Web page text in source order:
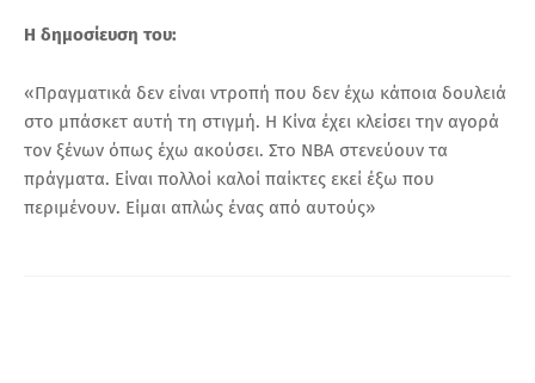
Η δημοσίευση του:
«Πραγματικά δεν είναι ντροπή που δεν έχω κάποια δουλειά
στο μπάσκετ αυτή τη στιγμή. Η Κίνα έχει κλείσει την αγορά
τον ξένων όπως έχω ακούσει. Στο ΝΒΑ στενεύουν τα
πράγματα. Είναι πολλοί καλοί παίκτες εκεί έξω που
περιμένουν. Είμαι απλώς ένας από αυτούς»